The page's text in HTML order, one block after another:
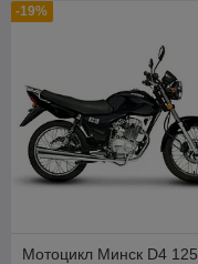
-19%
Мотоцикл Минск D4 125